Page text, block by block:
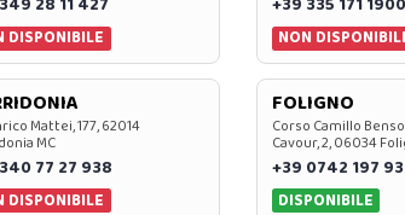
DISPONIBILE
NON
Mattei, 177, 62014
MC
77 27 938
DISPONIBILE
FOLIGNO
Corso Camillo
Cavour, 2, 06034
+39 0742 197
DISPONIBILE